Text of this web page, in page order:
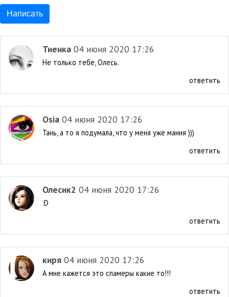
Написать
Тиенка 04 июня 2020 17:26
Не только тебе, Олесь.
ответить
Osia 04 июня 2020 17:26
Тань, а то я подумала, что у меня уже мания )))
ответить
Олесик2 04 июня 2020 17:26
:D
ответить
киря 04 июня 2020 17:26
А мне кажется это спамеры какие то!!!
ответить